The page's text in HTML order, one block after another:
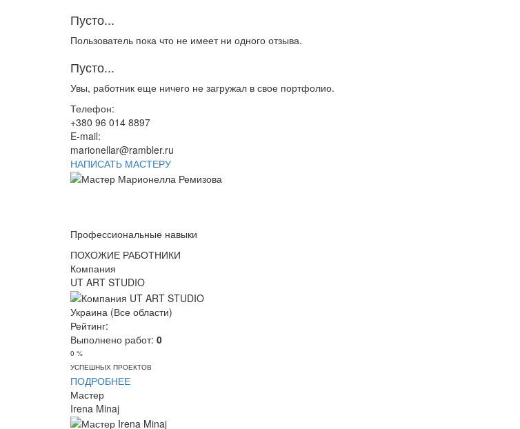
Пусто...
Пользователь пока что не имеет ни одного отзыва.
Пусто...
Увы, работник еще ничего не загружал в свое портфолио.
Телефон:
+380 96 014 8897
E-mail:
marionellar@rambler.ru
НАПИСАТЬ МАСТЕРУ
Профессиональные навыки
ПОХОЖИЕ РАБОТНИКИ
Компания
UT ART STUDIO
Украина (Все области)
Рейтинг:
Выполнено работ: 0
0 %
УСПЕШНЫХ ПРОЕКТОВ
ПОДРОБНЕЕ
Мастер
Irena Minaj